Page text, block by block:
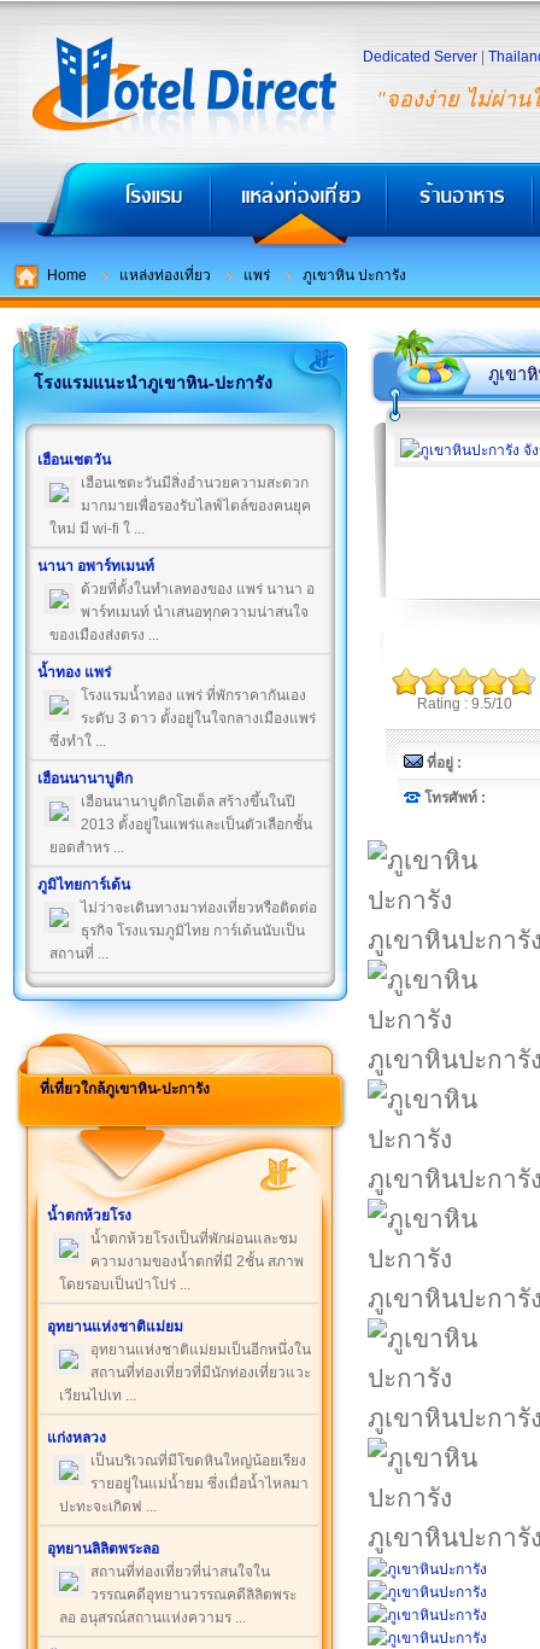
"จองง่าย ไม่ผ่าน
Dedicated Server
Home แหล่งท่องเที่ยว แพร่ ภูเขาหิน ปะการัง
โรงแรมแนะนำภูเขาหิน-ปะการัง
เฮือนเชตวัน
เฮือนเชตะวันมีสิ่งอำนวยความสะดวก
มากมายเพื่อรองรับไลฟ์ไตล์ของคนยุค
ใหม่ มี wi-fi ใ ...
นานา อพาร์ทเมนท์
ด้วยที่ตั้งในทำเลทองของ แพร่ นานา อ
พาร์ทเมนท์ นำเสนอทุกความน่าสนใจ
ของเมืองส่งตรง ...
น้ำทอง แพร่
โรงแรมน้ำทอง แพร่ ที่พักราคากันเอง
ระดับ 3 ดาว ตั้งอยู่ในใจกลางเมืองแพร่
ซึ่งทำใ ...
เฮือนนานาบูติก
เฮือนนานาบูติกโฮเต็ล สร้างขึ้นในปี
2013 ตั้งอยู่ในแพร่และเป็นตัวเลือกชั้น
ยอดสำหร ...
ภูมิไทยการ์เด้น
ไม่ว่าจะเดินทางมาท่องเที่ยวหรือติดต่อ
ธุรกิจ โรงแรมภูมิไทย การ์เด้นนับเป็น
สถานที่ ...
ที่เที่ยวใกล้ภูเขาหิน-ปะการัง
น้ำตกห้วยโรง
น้ำตกห้วยโรงเป็นที่พักผ่อนและชม
ความงามของน้ำตกที่มี 2ชั้น สภาพ
โดยรอบเป็นป่าโปร่ ...
อุทยานแห่งชาติแม่ยม
อุทยานแห่งชาติแม่ยมเป็นอีกหนึ่งใน
สถานที่ท่องเที่ยวที่มีนักท่องเที่ยวแวะ
เวียนไปเท ...
แก่งหลวง
เป็นบริเวณที่มีโขดหินใหญ่น้อยเรียง
รายอยู่ในแม่น้ำยม ซึ่งเมื่อน้ำไหลมา
ปะทะจะเกิดฟ ...
อุทยานลิลิตพระลอ
สถานที่ท่องเที่ยวที่น่าสนใจใน
วรรณคดีอุทยานวรรณคดีลิลิตพระ
ลอ อนุสรณ์สถานแห่งความร ...
ภูเขา
Rating : 9.5/10
ที่อยู่ :
โทรศัพท์ :
ภูเขาหินปะการั
ภูเขาหินปะการั
ภูเขาหินปะการั
ภูเขาหินปะการั
ภูเขาหินปะการั
ภูเขาหินปะการั